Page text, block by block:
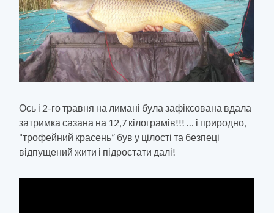
Ось і 2-го травня на лимані була зафіксована вдала
затримка сазана на 12,7 кілограмів!!! … і природно,
“трофейний красень” був у цілості та безпеці
відпущений жити і підростати далі!